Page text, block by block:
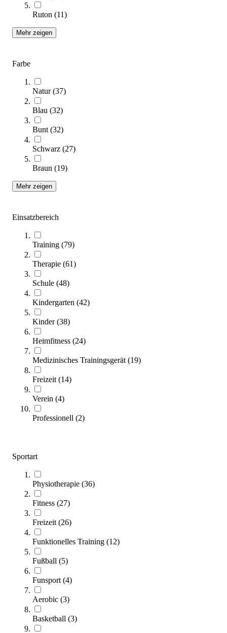
Ruton (11)
Mehr zeigen
Farbe
Natur(37)
Blau (32)
Bunt (32)
Schwarz (27)
Braun (19)
Mehr zeigen
Einsatzbereich
Training (79)
Therapie (61)
Schule (48)
Kindergarten (42)
Kinder(38)
Heimfitness (24)
Medizinisches Trainingsgerät (19)
Freizeit (14)
Verein (4)
Professionell (2)
Sportart
Physiotherapie (36)
Fitness (27)
Freizeit (26)
Funktionelles Training (12)
Fußball (5)
Funsport (4)
Aerobic (3)
Basketball (3)
Zum Produkt
tanga sports® Balancewipper, 6er-Set
129,00 €
Zum Produkt
Sofort lieferbar
tanga sports® Balance Step PRO
99,95 €
Zum Produkt
Sofort lieferbar
SALE
Zum Produkt
Sofort lieferbar
SALE
tanga sports® Koordinations-Waben, 6er-Set
38,80 €